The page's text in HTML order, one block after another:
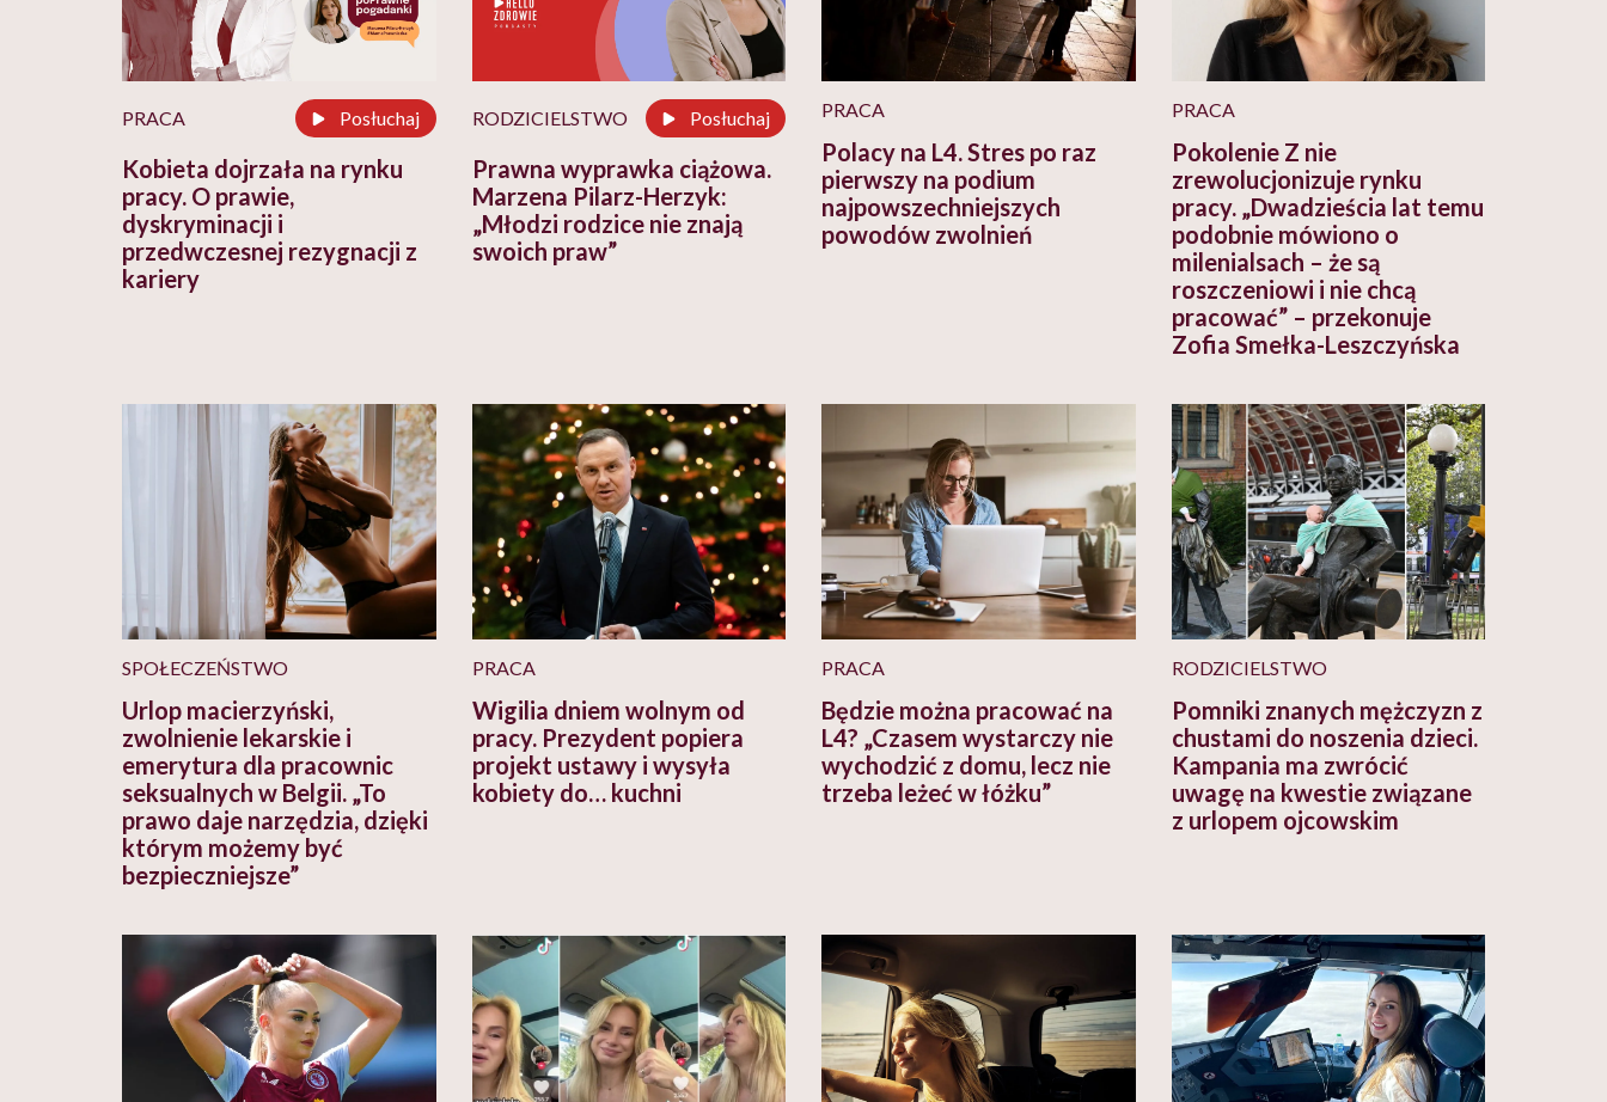
PRACA Posłuchaj
Kobieta dojrzała na rynku
pracy. O prawie,
dyskryminacji i
przedwczesnej rezygnacji z
kariery
RODZICIELSTWO Posłuchaj
Prawna wyprawka ciążowa.
Marzena Pilarz-Herzyk:
„Młodzi rodzice nie znają
swoich praw”
PRACA
Polacy na L4. Stres po raz
pierwszy na podium
najpowszechniejszych
powodów zwolnień
PRACA
Pokolenie Z nie
zrewolucjonizuje rynku
pracy. „Dwadzieścia lat temu
podobnie mówiono o
milenialsach – że są
roszczeniowi i nie chcą
pracować” – przekonuje
Zofia Smełka-Leszczyńska
SPOŁECZEŃSTWO
Urlop macierzyński,
zwolnienie lekarskie i
emerytura dla pracownic
seksualnych w Belgii. „To
prawo daje narzędzia, dzięki
którym możemy być
bezpieczniejsze”
PRACA
Wigilia dniem wolnym od
pracy. Prezydent popiera
projekt ustawy i wysyła
kobiety do… kuchni
PRACA
Będzie można pracować na
L4? „Czasem wystarczy nie
wychodzić z domu, lecz nie
trzeba leżeć w łóżku”
RODZICIELSTWO
Pomniki znanych mężczyzn z
chustami do noszenia dzieci.
Kampania ma zwrócić
uwagę na kwestie związane
z urlopem ojcowskim